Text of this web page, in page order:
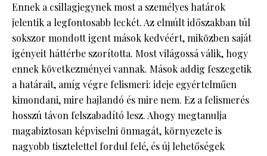
Ennek a csillagjegynek most a személyes határok
jelentik a legfontosabb leckét. Az elmúlt időszakban túl
sokszor mondott igent mások kedvéért, miközben saját
igényeit háttérbe szorította. Most világossá válik, hogy
ennek következményei vannak. Mások addig feszegetik
a határait, amíg végre felismeri: ideje egyértelműen
kimondani, mire hajlandó és mire nem. Ez a felismerés
hosszú távon felszabadító lesz. Ahogy megtanulja
magabiztosan képviselni önmagát, környezete is
nagyobb tisztelettel fordul felé, és új lehetőségek